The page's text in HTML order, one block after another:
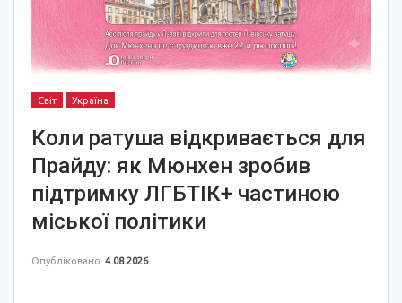
Світ Україна
Коли ратуша відкривається для
Прайду: як Мюнхен зробив
підтримку ЛГБТІК+ частиною
міської політики
Опубліковано 4.08.2026